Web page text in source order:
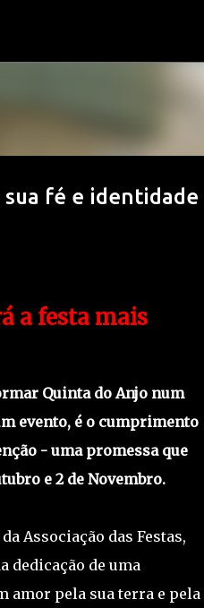
sua fé e identidade
a festa mais
Quinta do Anjo num
evento, é o cumprimento
- uma promessa que
e 2 de Novembro.
Associação das Festas,
dedicação de uma
amor pela sua terra e pela